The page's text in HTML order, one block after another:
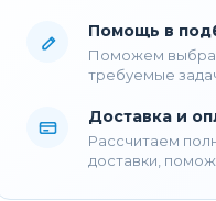
Помощь в
Поможем
требуемые
Доставка и
Рассчитаем
доставки,